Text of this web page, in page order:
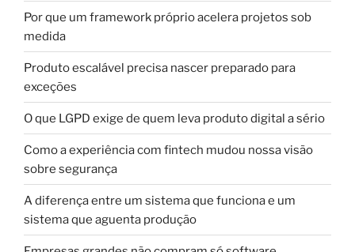
Por que um framework próprio acelera projetos sob
medida
Produto escalável precisa nascer preparado para
exceções
O que LGPD exige de quem leva produto digital a sério
Como a experiência com fintech mudou nossa visão
sobre segurança
A diferença entre um sistema que funciona e um
sistema que aguenta produção